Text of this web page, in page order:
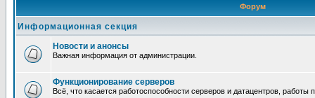
Форум
Информационная секция
Новости и анонсы
Важная информация от администрации.
Функционирование серверов
Всё, что касается работоспособности серверов и датацентров, работы